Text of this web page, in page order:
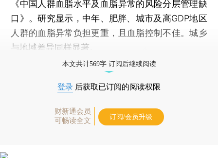
《中国人群血脂水平及血脂异常的风险分层管理缺
口》。研究显示，中年、肥胖、城市及高GDP地区
人群的血脂异常负担更重，且血脂控制不佳。城乡
与地域差异同样显著。
本文共计569字 订阅后继续阅读
登录 后获取已订阅的阅读权限
财新通会员
可畅读全文
订阅/会员升级